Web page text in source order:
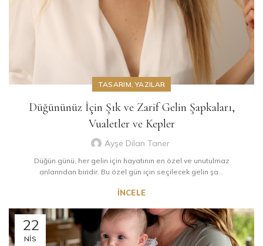
TASARIM ,YAZILAR
Düğününüz İçin Şık ve Zarif Gelin Şapkaları,
Vualetler ve Kepler
Ayşe Dilan Taner
Düğün günü, her gelin için hayatının en özel ve unutulmaz
anlarından biridir. Bu özel gün için seçilecek gelin şa...
İNCELE
22
NIS